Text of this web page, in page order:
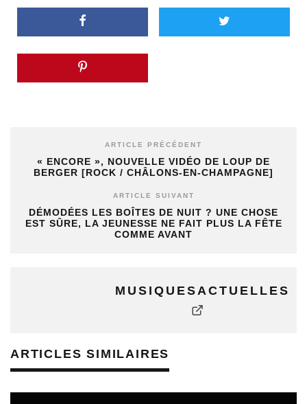
ARTICLE PRÉCÉDENT
« ENCORE », NOUVELLE VIDÉO DE LOUP DE
BERGER [ROCK / CHÂLONS-EN-CHAMPAGNE]
ARTICLE SUIVANT
DÉMODÉES LES BOÎTES DE NUIT ? UNE CHOSE
EST SÛRE, LA JEUNESSE NE FAIT PLUS LA FÊTE
COMME AVANT
MUSIQUESACTUELLES
ARTICLES SIMILAIRES